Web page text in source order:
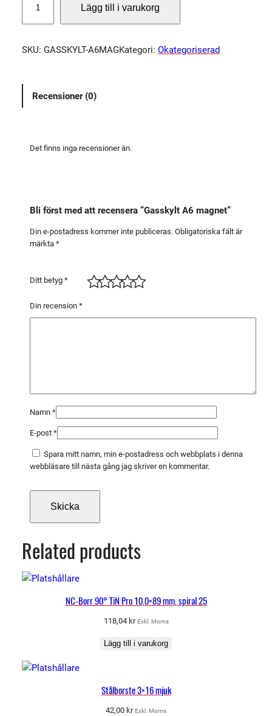
s
k
l
Lägg till i varukorg
SKU: GASSKYLT-A6MAGKategori: Okategoriserad
Recensioner (0)
Det finns inga recensioner än.
Bli först med att recensera ”Gasskylt A6 magnet”
Din e-postadress kommer inte publiceras. Obligatoriska fält är
märkta *
Ditt betyg *
Din recension *
Namn *
E-post *
Spara mitt namn, min e-postadress och webbplats i denna
webbläsare till nästa gång jag skriver en kommentar.
Related products
NC-Borr 90° TiN Pro 10,0×89 mm, spiral 25
118,04 kr Exkl. Moms
Lägg till i varukorg
Stålborste 3×16 mjuk
42,00 kr Exkl. Moms